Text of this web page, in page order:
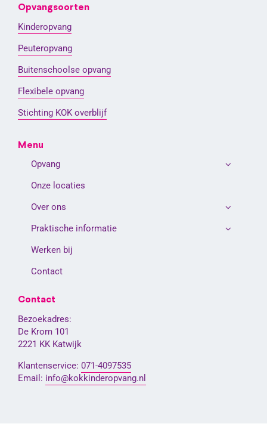
Opvangsoorten
Kinderopvang
Peuteropvang
Buitenschoolse opvang
Flexibele opvang
Stichting KOK overblijf
Menu
Opvang
Onze locaties
Over ons
Praktische informatie
Werken bij
Contact
Contact
Bezoekadres:
De Krom 101
2221 KK Katwijk
Klantenservice: 071-4097535
Email: info@kokkinderopvang.nl